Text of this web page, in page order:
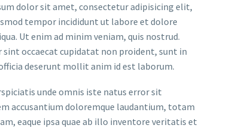
dolor sit amet, consectetur adipisicing elit,
tempor incididunt ut labore et dolore
Ut enim ad minim veniam, quis nostrud.
sint occaecat cupidatat non proident, sunt in
deserunt mollit anim id est laborum.
unde omnis iste natus error sit
accusantium doloremque laudantium, totam
eaque ipsa quae ab illo inventore veritatis et